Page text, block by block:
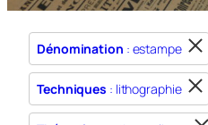
Dénomination : estampe
Techniques : lithographie